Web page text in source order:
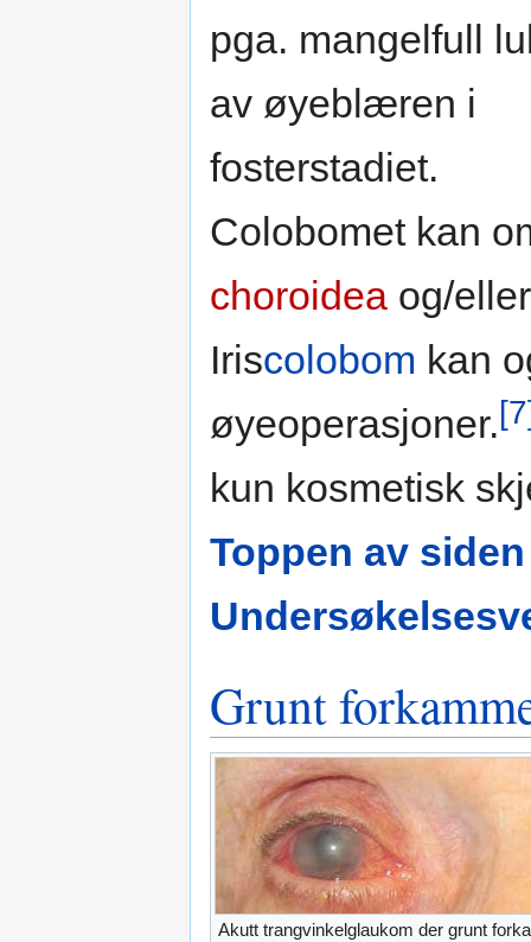
pga. mangelfull
av øyeblæren i
fosterstadiet.
Colobomet kan
choroidea og/
Iriscolobom kan
øyeoperasjoner.
kun kosmetisk
Toppen av siden
Grunt
Akutt trangvinkelglaukom der grunt